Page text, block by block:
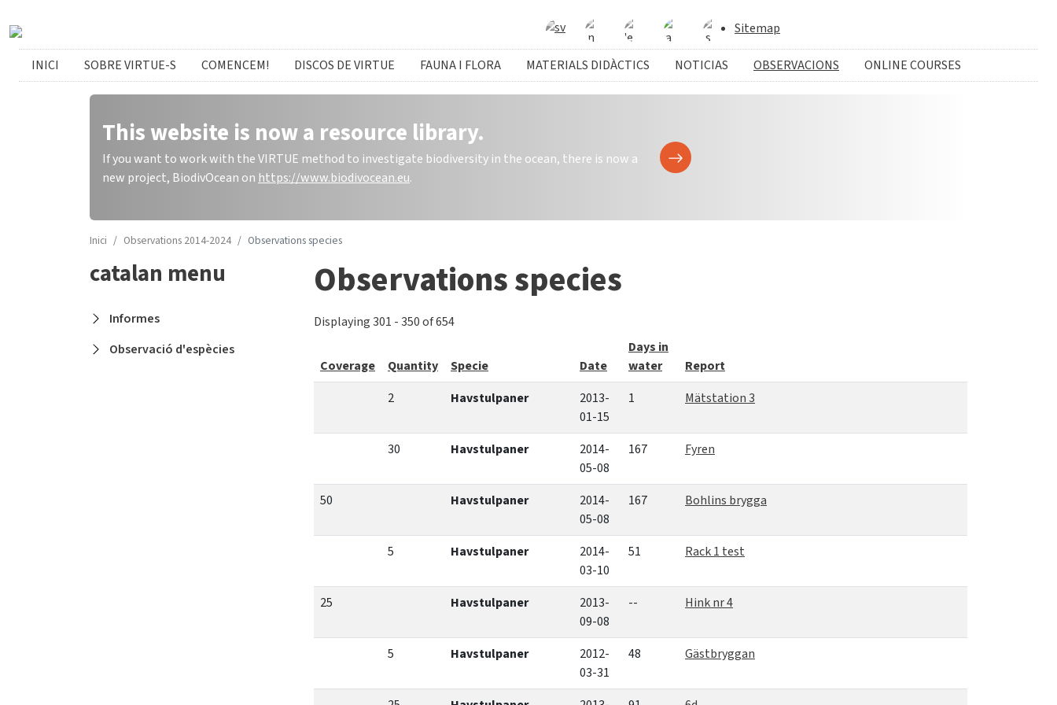
Sitemap
catalan menu
INICI SOBRE VIRTUE-S COMENCEM! DISCOS DE VIRTUE FAUNA I FLORA MATERIALS DIDÀCTICS NOTICIAS OBSERVACIONS ONLINE COURSES
This website is now a resource library.
If you want to work with the VIRTUE method to investigate biodiversity in the ocean, there is now a
new project, BiodivOcean on https://www.biodivocean.eu.
Inici Observations 2014-2024 Observations species
Observations species
Displaying 301 - 350 of 654
Coverage Quantity SpecieSort descending Date
Days in
water
Report
2
Havstulpaner
2013-
01-15
1 Mätstation 3
30 Havstulpaner
2014-
05-08
167 Fyren
50 Havstulpaner
2014-
05-08
167 Bohlins brygga
5 Havstulpaner
2014-
03-10
51 Rack 1 test
25 Havstulpaner
2013-
09-08
-- Hink nr 4
5 Havstulpaner
2012-
03-31
48 Gästbryggan
catalan menu
Informes
Observació d'espècies